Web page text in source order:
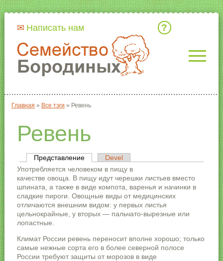
Написать нам
Вы здесь
Главная » Все тэги » Ревень
Ревень
Главные вкладки
Представление(активная вкладка)
Devel
Употребляется человеком в пищу в
качестве овоща. В пищу идут черешки листьев вместо
шпината, а также в виде компота, варенья и начинки в
сладкие пироги. Овощные виды от медицинских
отличаются внешним видом: у первых листья
цельнокрайные, у вторых — пальчато-вырезные или
лопастные.
Климат России ревень переносит вполне хорошо; только
самые нежные сорта его в более северной полосе
России требуют защиты от морозов в виде